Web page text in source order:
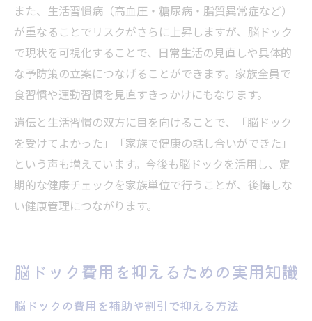
また、生活習慣病（高血圧・糖尿病・脂質異常症など）
が重なることでリスクがさらに上昇しますが、脳ドック
で現状を可視化することで、日常生活の見直しや具体的
な予防策の立案につなげることができます。家族全員で
食習慣や運動習慣を見直すきっかけにもなります。
遺伝と生活習慣の双方に目を向けることで、「脳ドック
を受けてよかった」「家族で健康の話し合いができた」
という声も増えています。今後も脳ドックを活用し、定
期的な健康チェックを家族単位で行うことが、後悔しな
い健康管理につながります。
脳ドック費用を抑えるための実用知識
脳ドックの費用を補助や割引で抑える方法